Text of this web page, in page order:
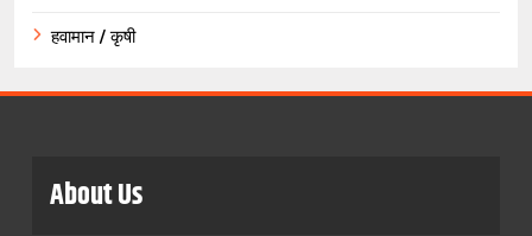
हवामान / कृषी
About Us